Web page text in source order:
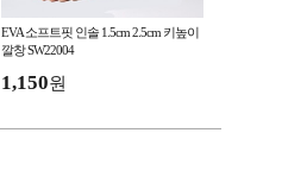
EVA 소프트핏 인솔 1.5cm 2.5cm 키높이
깔창 SW22004
1,150원